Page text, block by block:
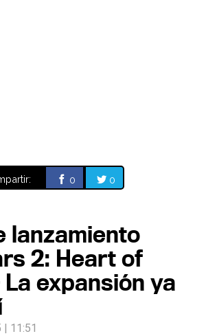
0 0
lanzamiento
2: Heart of
expansión ya
11:51